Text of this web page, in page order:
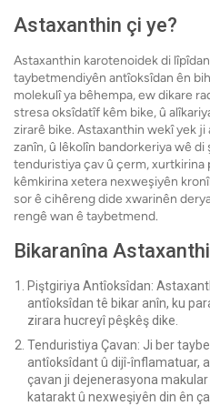
Astaxanthin çi ye?
Astaxanthin karotenoidek di
taybetmendiyên antîoksîdan ên
molekulî ya bêhempa, ew dikare
stresa oksîdatîf kêm bike, û
zirarê bike. Astaxanthin wekî yek
zanîn, û lêkolîn bandorkeriya wê
tenduristiya çav û çerm, xurtkirina
kêmkirina xetera nexweşiyên
sor ê cihêreng dide xwarinên
rengê wan ê taybetmend.
Bikaranîna
Piştgiriya Antîoksîdan:
antîoksîdan tê bikar anîn, ku
zirara hucreyî pêşkêş dike.
Tenduristiya Çavan: Ji ber
antîoksîdant û dijî-înflamatuar,
çavan ji dejenerasyona
katarakt û nexweşiyên din ên